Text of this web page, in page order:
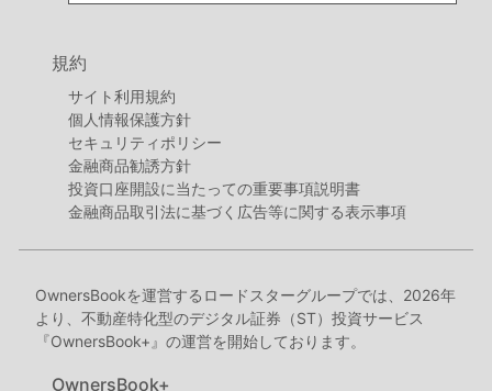
規約
サイト利用規約
個人情報保護方針
セキュリティポリシー
金融商品勧誘方針
投資口座開設に当たっての重要事項説明書
金融商品取引法に基づく広告等に関する表示事項
OwnersBookを運営するロードスターグループでは、2026年
より、不動産特化型のデジタル証券（ST）投資サービス
『OwnersBook+』の運営を開始しております。
OwnersBook+